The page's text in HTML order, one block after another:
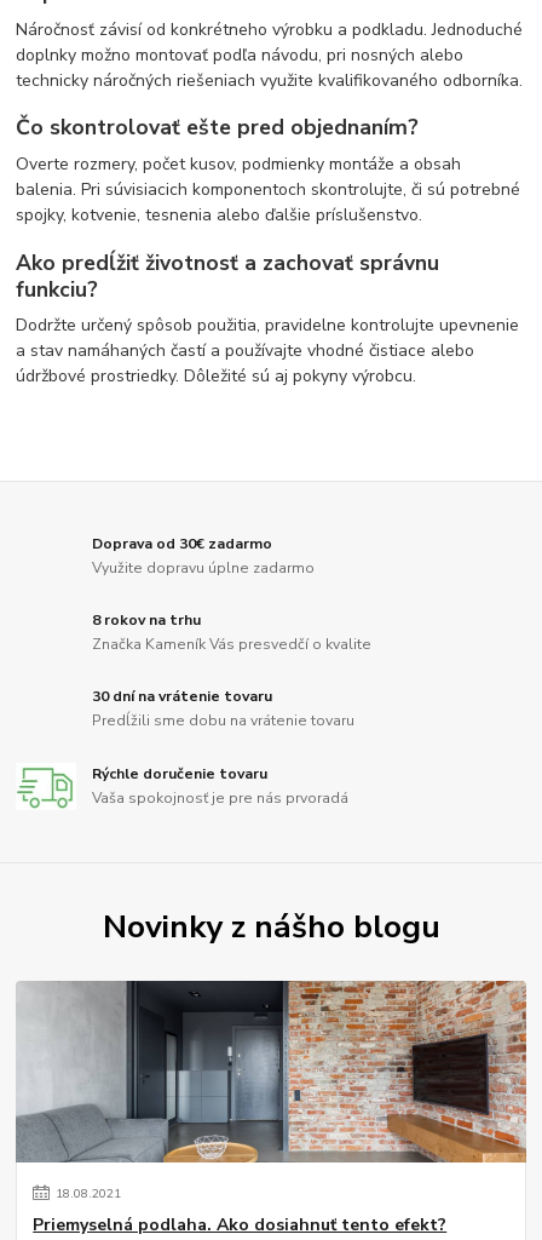
Náročnosť závisí od konkrétneho výrobku a podkladu. Jednoduché
doplnky možno montovať podľa návodu, pri nosných alebo
technicky náročných riešeniach využite kvalifikovaného odborníka.
Čo skontrolovať ešte pred objednaním?
Overte rozmery, počet kusov, podmienky montáže a obsah
balenia. Pri súvisiacich komponentoch skontrolujte, či sú potrebné
spojky, kotvenie, tesnenia alebo ďalšie príslušenstvo.
Ako predĺžiť životnosť a zachovať správnu
funkciu?
Dodržte určený spôsob použitia, pravidelne kontrolujte upevnenie
a stav namáhaných častí a používajte vhodné čistiace alebo
údržbové prostriedky. Dôležité sú aj pokyny výrobcu.
Doprava od 30€ zadarmo
Využite dopravu úplne zadarmo
8 rokov na trhu
Značka Kameník Vás presvedčí o kvalite
30 dní na vrátenie tovaru
Predĺžili sme dobu na vrátenie tovaru
Rýchle doručenie tovaru
Vaša spokojnosť je pre nás prvoradá
Novinky z nášho blogu
18.08.2021
Priemyselná podlaha. Ako dosiahnuť tento efekt?